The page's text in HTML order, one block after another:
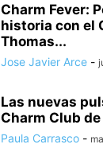
Charm Fever:
historia con el
Thomas...
Jose Javier Arce -
Las nuevas
Charm Club
Paula Carrasco -